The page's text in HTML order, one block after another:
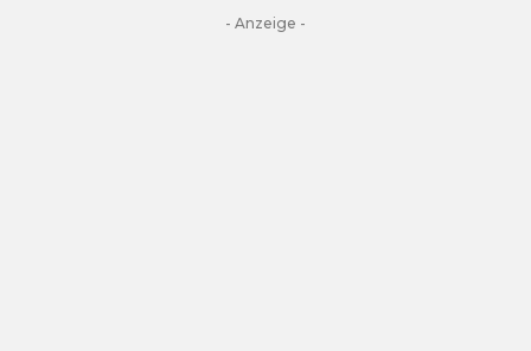
- Anzeige -